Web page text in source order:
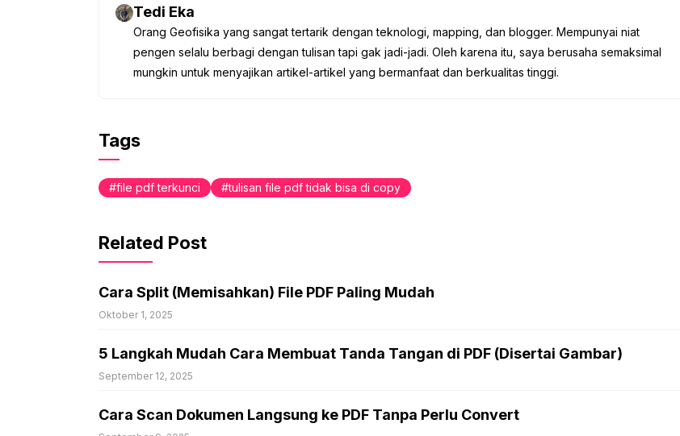
Tedi Eka
Orang Geofisika yang sangat tertarik dengan teknologi, mapping, dan blogger. Mempunyai niat
pengen selalu berbagi dengan tulisan tapi gak jadi-jadi. Oleh karena itu, saya berusaha semaksimal
mungkin untuk menyajikan artikel-artikel yang bermanfaat dan berkualitas tinggi.
Tags
file pdf terkunci tulisan file pdf tidak bisa di copy
Related Post
Cara Split (Memisahkan) File PDF Paling Mudah
Oktober 1, 2025
5 Langkah Mudah Cara Membuat Tanda Tangan di PDF (Disertai Gambar)
September 12, 2025
Cara Scan Dokumen Langsung ke PDF Tanpa Perlu Convert